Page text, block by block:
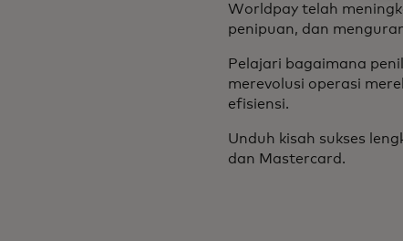
Worldpay telah
penipuan, dan
Pelajari bagaimana
merevolusi operasi
efisiensi.
Unduh kisah sukses
dan Mastercard.